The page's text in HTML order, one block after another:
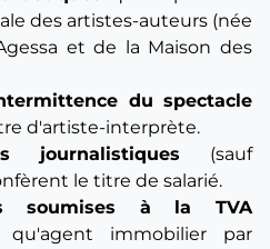
des artistes-auteurs (née
et de la Maison des
du spectacle
d'artiste-interprète.
journalistiques (sauf
le titre de salarié.
soumises à la TVA
immobilier par